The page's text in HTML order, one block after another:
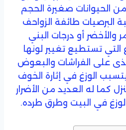
الحيوانات صغيرة الحجم
البرصيات طائفة الزواحف
والأخضر أو درجات البني
تستطيع تغيير لونها
على الفراشات والبعوض
الوزغ في إثارة الخوف
كما له العديد من الأضرار
في البيت وطرق طرده.